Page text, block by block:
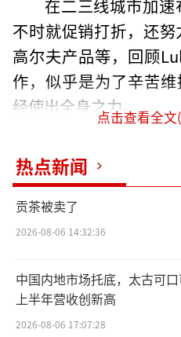
在二三线城市加
不时就促销打折，还
高尔夫产品等，回顾
作，似乎是为了辛苦
经使出全身之力。
不保值了
“刚在店里买了一
昨天一看天猫店打折
最多打一两次折，现
保值也就不想买了。”
财经表示。
点击查看全
热点新闻
贡茶被卖了
2026-08-06 14:32:36
中国内地市场托底，太古可
上半年营收创新高
2026-08-06 17:07:28